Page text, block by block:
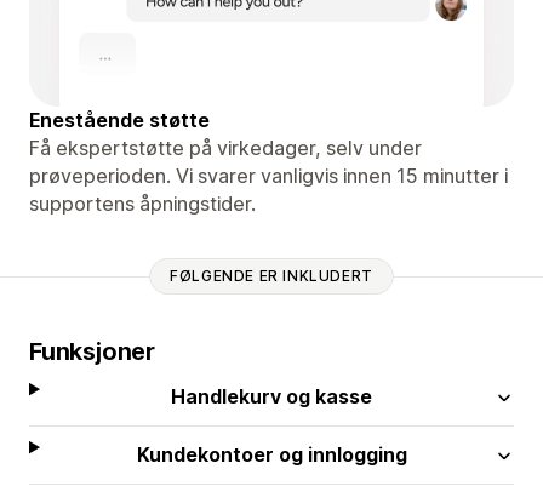
Enestående støtte
Få ekspertstøtte på virkedager, selv under
prøveperioden. Vi svarer vanligvis innen 15 minutter i
supportens åpningstider.
FØLGENDE ER INKLUDERT
Funksjoner
Handlekurv og kasse
Kundekontoer og innlogging